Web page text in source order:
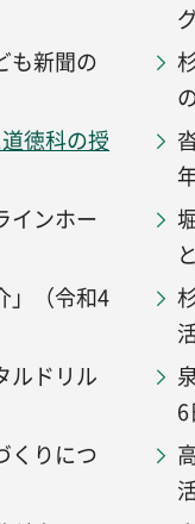
も新聞の
徳科の授
インホー
」（令和4
ルドリル
6
くりにつ